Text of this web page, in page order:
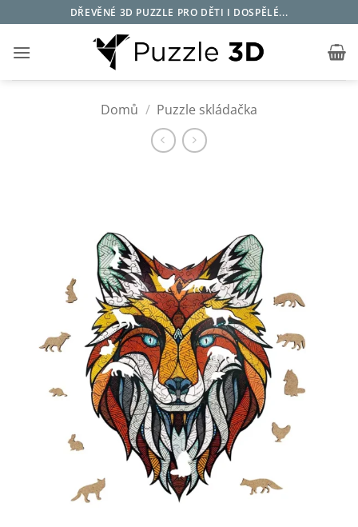
na
obsah
DŘEVĚNÉ 3D PUZZLE PRO DĚTI I DOSPĚLÉ...
Domů / Puzzle skládačka